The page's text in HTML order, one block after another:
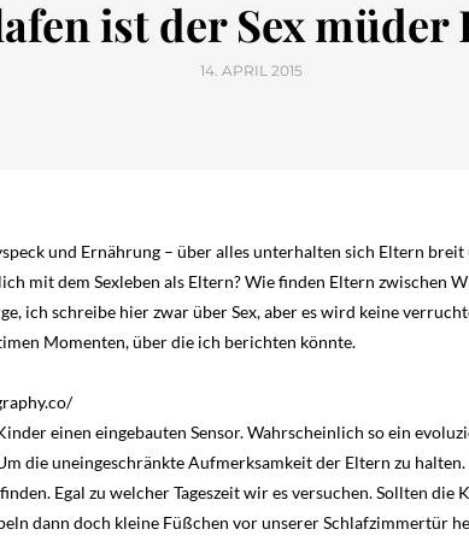
ist der Sex müder
14. APRIL 2015
und Ernährung – über alles unterhalten sich Eltern breit
mit dem Sexleben als Eltern? Wie finden Eltern
ich schreibe hier zwar über Sex, aber es wird keine
Momenten, über die ich berichten könnte.
einen eingebauten Sensor. Wahrscheinlich so ein
die uneingeschränkte Aufmerksamkeit der Eltern zu
Egal zu welcher Tageszeit wir es versuchen. Sollten
dann doch kleine Füßchen vor unserer Schlafzimmertür